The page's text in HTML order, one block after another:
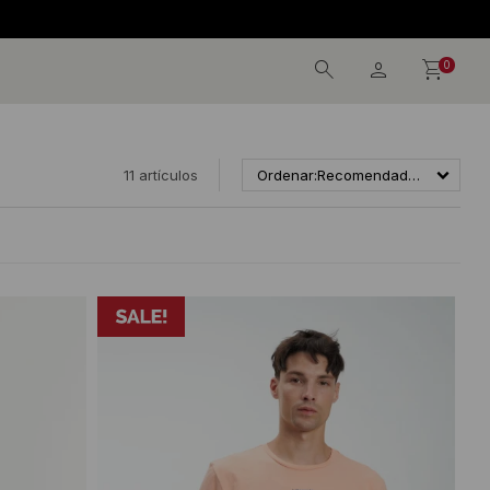
0
11 artículos Recomendados